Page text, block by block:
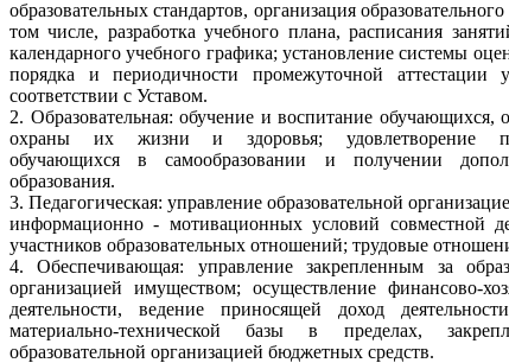
образовательных стандартов, организация
том числе, разработка учебного плана, расписания
календарного учебного графика; установление системы
порядка и периодичности промежуточной аттестации
соответствии с Уставом.
2. Образовательная: обучение и воспитание обучающихся,
охраны их жизни и здоровья; удовлетворение
обучающихся в самообразовании и получении
образования.
3. Педагогическая: управление образовательной
информационно - мотивационных условий совместной
участников образовательных отношений; трудовые
4. Обеспечивающая: управление закрепленным за
организацией имуществом; осуществление финансово-
деятельности, ведение приносящей доход
материально-технической базы в пределах,
образовательной организацией бюджетных средств.